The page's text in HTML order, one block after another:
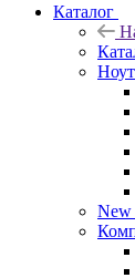
Каталог
New